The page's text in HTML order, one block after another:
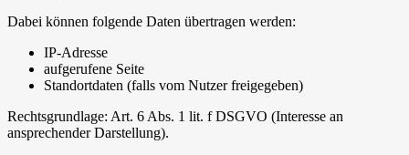
Dabei können folgende Daten übertragen werden:
IP-Adresse
aufgerufene Seite
Standortdaten (falls vom Nutzer freigegeben)
Rechtsgrundlage: Art. 6 Abs. 1 lit. f DSGVO (Interesse an
ansprechender Darstellung).